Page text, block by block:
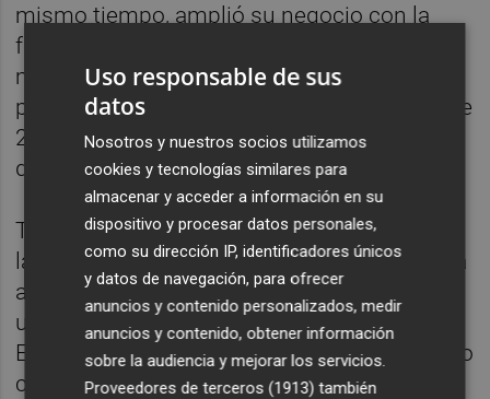
mismo tiempo, amplió su negocio con la
fabricación y comercialización de lavabos y
muebles de baño, una apuesta que le
permitió alcanzar ese año una facturación de
24,6 millones de euros y superar la barrera
del medio centenar de empleados.
Tras la crisis sanitaria global provocada por
la covid-19, la empresa acometió la segunda
ampliación de la planta de Onda y consolidó
una plantilla que ya ronda las 300 personas.
El proceso de mejora continuó el año pasado
con una inversión adicional de 1,4 millones
Uso responsable de sus
datos
Nosotros y nuestros socios utilizamos
cookies y tecnologías similares para
almacenar y acceder a información en su
dispositivo y procesar datos personales,
como su dirección IP, identificadores únicos
y datos de navegación, para ofrecer
anuncios y contenido personalizados, medir
anuncios y contenido, obtener información
sobre la audiencia y mejorar los servicios.
Proveedores de terceros (1913) también